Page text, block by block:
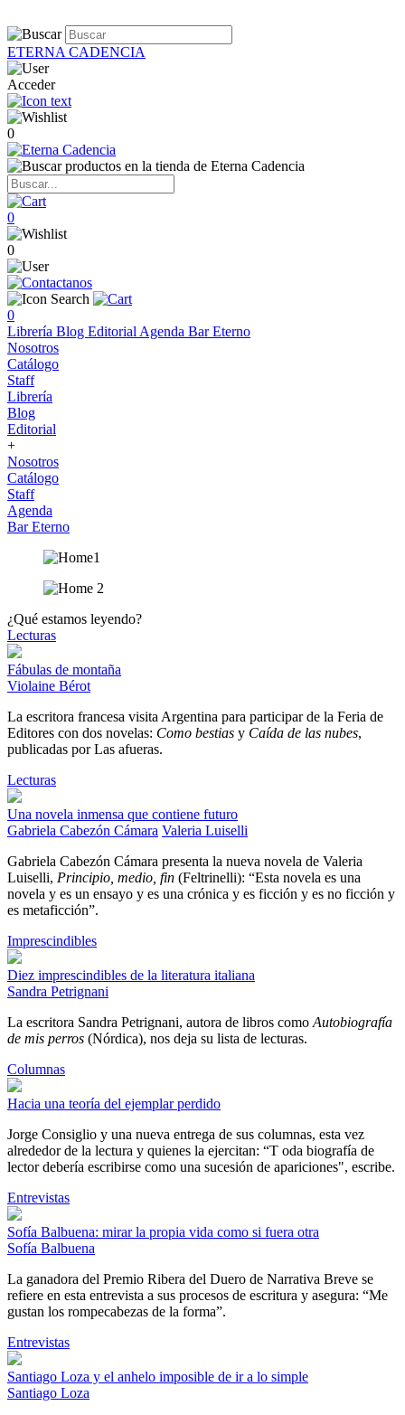
ETERNA CADENCIA
Acceder
0
0
0
0
Librería Blog Editorial Agenda Bar Eterno
Nosotros
Catálogo
Staff
Librería
Blog
Editorial
+
Nosotros
Catálogo
Staff
Agenda
Bar Eterno
¿Qué estamos leyendo?
Lecturas
Fábulas de montaña
Violaine Bérot
La escritora francesa visita Argentina para participar de la Feria de
Editores con dos novelas: Como bestias y Caída de las nubes,
publicadas por Las afueras.
Lecturas
Una novela inmensa que contiene futuro
Gabriela Cabezón Cámara Valeria Luiselli
Gabriela Cabezón Cámara presenta la nueva novela de Valeria
Luiselli, Principio, medio, fin (Feltrinelli): “Esta novela es una
novela y es un ensayo y es una crónica y es ficción y es no ficción y
es metaficción”.
Imprescindibles
Diez imprescindibles de la literatura italiana
Sandra Petrignani
La escritora Sandra Petrignani, autora de libros como Autobiografía
de mis perros (Nórdica), nos deja su lista de lecturas.
Columnas
Hacia una teoría del ejemplar perdido
Jorge Consiglio y una nueva entrega de sus columnas, esta vez
alrededor de la lectura y quienes la ejercitan: “T oda biografía de
lector debería escribirse como una sucesión de apariciones", escribe.
Entrevistas
Sofía Balbuena: mirar la propia vida como si fuera otra
Sofía Balbuena
La ganadora del Premio Ribera del Duero de Narrativa Breve se
refiere en esta entrevista a sus procesos de escritura y asegura: “Me
gustan los rompecabezas de la forma”.
Entrevistas
Santiago Loza y el anhelo imposible de ir a lo simple
Santiago Loza